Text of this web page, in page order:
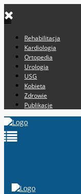
Rehabilitacja
Kardiologia
Ortopedia
Urologia
USG
Kobieta
Zdrowie
Publikacje